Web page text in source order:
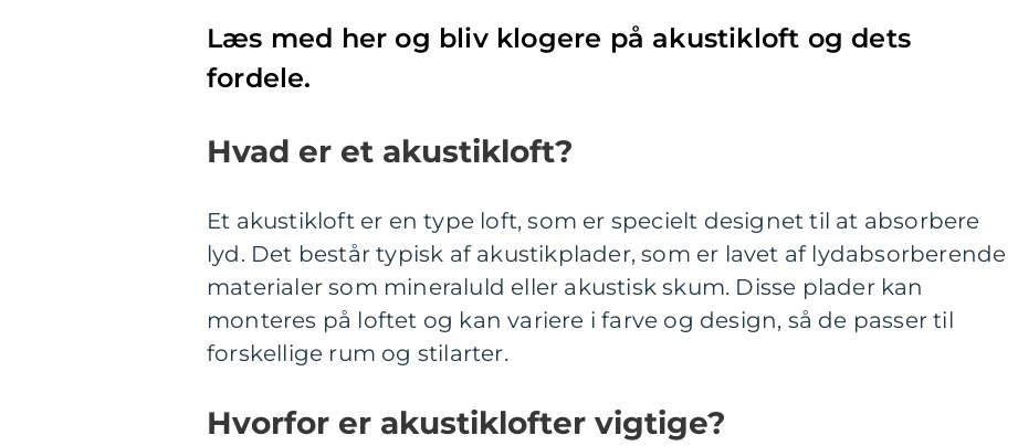
Læs med her og bliv klogere på akustikloft og dets
fordele.
Hvad er et akustikloft?
Et akustikloft er en type loft, som er specielt designet til at absorbere
lyd. Det består typisk af akustikplader, som er lavet af lydabsorberende
materialer som mineraluld eller akustisk skum. Disse plader kan
monteres på loftet og kan variere i farve og design, så de passer til
forskellige rum og stilarter.
Hvorfor er akustiklofter vigtige?